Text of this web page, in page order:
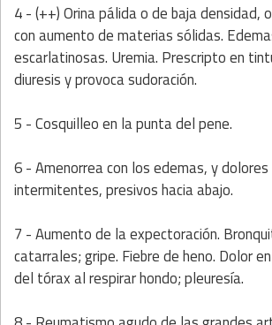
4 - (++) Orina pálida o de baja densidad,
con aumento de materias sólidas.
escarlatinosas. Uremia. Prescripto en
diuresis y provoca sudoración.
5 - Cosquilleo en la punta del pene.
6 - Amenorrea con los edemas, y
intermitentes, presivos hacia abajo.
7 - Aumento de la expectoración.
catarrales; gripe. Fiebre de heno. Dolor
del tórax al respirar hondo; pleuresía.